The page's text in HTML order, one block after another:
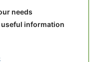
needs
useful information